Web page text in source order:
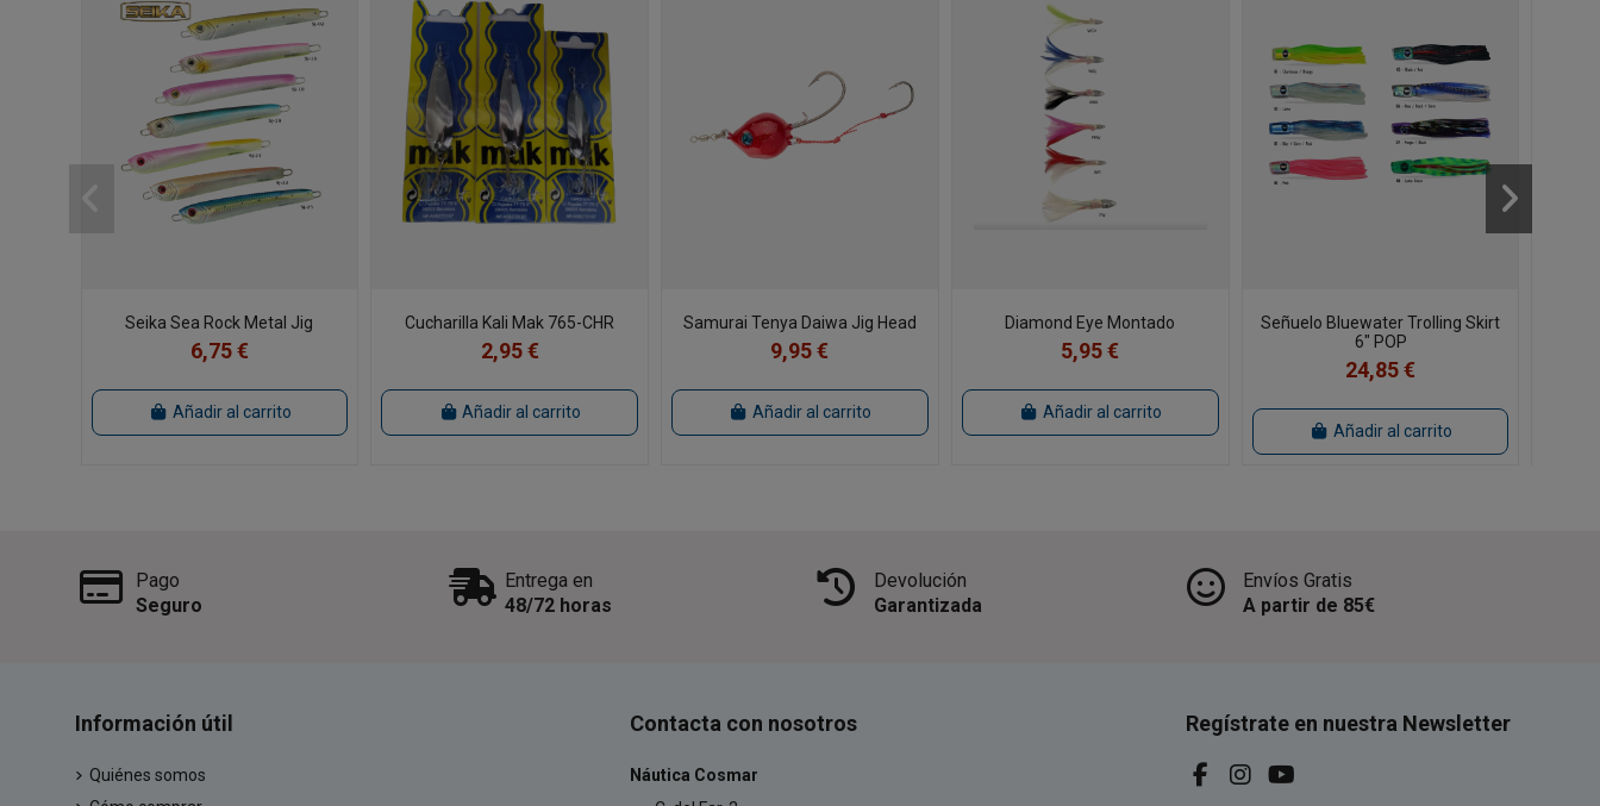
Seika Sea Rock Metal Jig
6,75 €
Añadir al carrito
Cucharilla Kali Mak 765-CHR
2,95 €
Añadir al carrito
Samurai Tenya Daiwa Jig Head
9,95 €
Añadir al carrito
Diamond Eye Montado
5,95 €
Añadir al carrito
Señuelo Bluewater Trolling Skirt
6" POP
24,85 €
Añadir al carrito
Pago
Seguro
Entrega en
48/72 horas
Devolución
Garantizada
Envíos Gratis
A partir de 85€
Información útil
Quiénes somos
Contacta con nosotros
Náutica Cosmar
Regístrate en nuestra Newsletter